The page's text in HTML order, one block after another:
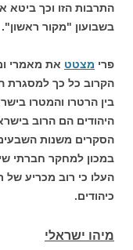
התרבות הזו וכך ביטא
בשבועון "מקור ראשון".
פרי מצטט את מאמרי
הקרוב כל כך למסגרת
בין הרטרו והמטרו
היהודים הם הרוב
הסקרים משנות השבעים
במכון למחקר חברתי
העלו כי רוב מכריע של
כיהודים.
מיהו ישראלי